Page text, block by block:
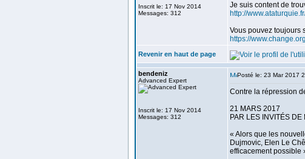
Inscrit le: 17 Nov 2014
Messages: 312
Je suis content de
http://
Vous pouvez toujours
https://
Revenir en haut de page
bendeniz
Advanced Expert
Inscrit le: 17 Nov 2014
Messages: 312
Posté le: 23 Mar 2017
Contre la répression
21 MARS 2017
PAR LES INVITÉS
« Alors que les
Dujmovic, Elen Le
efficacement possible